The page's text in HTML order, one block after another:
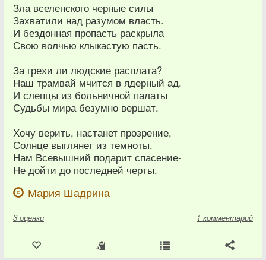
Зла вселенского черные силы
Захватили над разумом власть.
И бездонная пропасть раскрыла
Свою волчью клыкастую пасть.
За грехи ли людские расплата?
Наш трамвай мчится в ядерный ад.
И слепцы из больничной палаты
Судьбы мира безумно вершат.
Хочу верить, настанет прозрение,
Солнце выглянет из темноты.
Нам Всевышний подарит спасение-
Не дойти до последней черты.
Мария Шадрина
3 оценки 1 комментарий